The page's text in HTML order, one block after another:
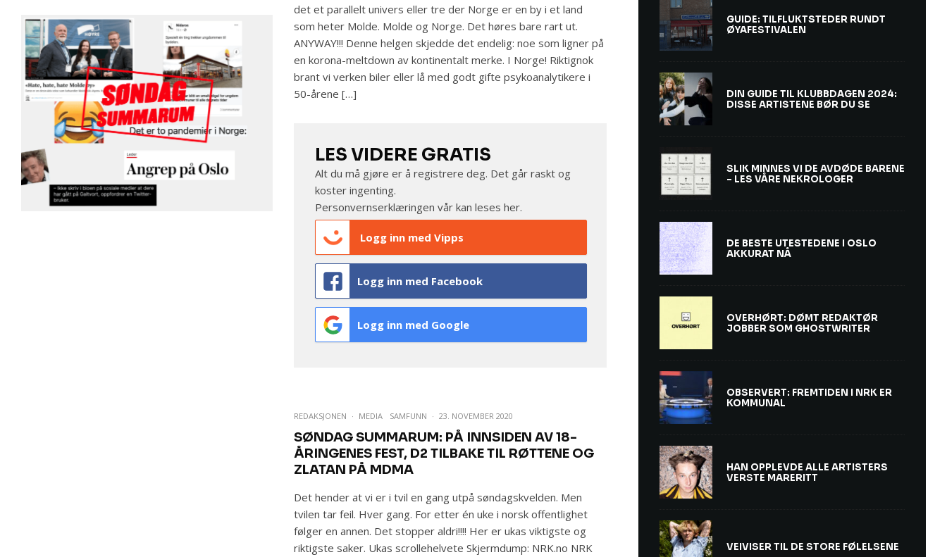
det et parallelt univers eller tre der Norge er en by i et land
som heter Molde. Molde og Norge. Det høres bare rart ut.
ANYWAY!!! Denne helgen skjedde det endelig: noe som ligner på
en korona-meltdown av kontinentalt merke. I Norge! Riktignok
brant vi verken biler eller lå med godt gifte psykoanalytikere i
50-årene […]
LES VIDERE GRATIS
Alt du må gjøre er å registrere deg. Det går raskt og
koster ingenting.
Personvernserklæringen vår kan lesesher.
Logg inn med Vipps
Logg inn med Facebook
Logg inn med Google
REDAKSJONEN · MEDIA SAMFUNN · 23. NOVEMBER 2020
SØNDAG SUMMARUM: PÅ INNSIDEN AV 18-
ÅRINGENES FEST, D2 TILBAKE TIL RØTTENE OG
ZLATAN PÅ MDMA
Det hender at vi er i tvil en gang utpå søndagskvelden. Men
tvilen tar feil. Hver gang. For etter én uke i norsk offentlighet
følger en annen. Det stopper aldri!!!! Her er ukas viktigste og
riktigste saker. Ukas scrollehelvete Skjermdump: NRK.no NRK
GUIDE: TILFLUKTSTEDER RUNDT
ØYAFESTIVALEN
DIN GUIDE TIL KLUBBDAGEN 2024:
DISSE ARTISTENE BØR DU SE
SLIK MINNES VI DE AVDØDE BARENE
– LES VÅRE NEKROLOGER
DE BESTE UTESTEDENE I OSLO
AKKURAT NÅ
OVERHØRT: DØMT REDAKTØR
JOBBER SOM GHOSTWRITER
OBSERVERT: FREMTIDEN I NRK ER
KOMMUNAL
HAN OPPLEVDE ALLE ARTISTERS
VERSTE MARERITT
VEIVISER TIL DE STORE FØLELSENE